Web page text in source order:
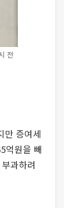
전
만 증여세
억원을 빼
과하려